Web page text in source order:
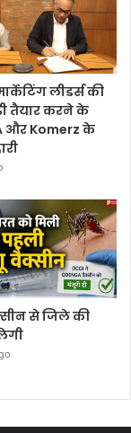
लीडर्स की
तैयार करने के
और Komerz के
से जिले की